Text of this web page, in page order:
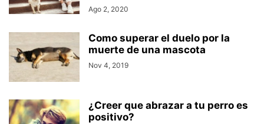
Ago 2, 2020
Como superar el duelo por la
muerte de una mascota
Nov 4, 2019
¿Creer que abrazar a tu perro es
positivo?